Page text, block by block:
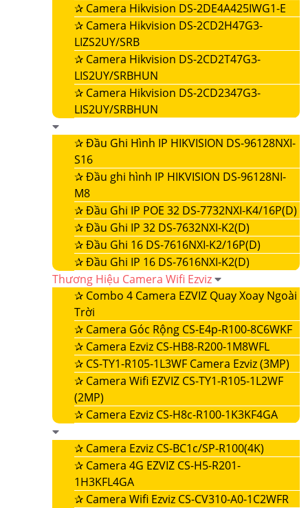
✰ Camera Hikvision DS-2DE4A425IWG1-E
✰ Camera Hikvision DS-2CD2H47G3-
LIZS2UY/SRB
✰ Camera Hikvision DS-2CD2T47G3-
LIS2UY/SRBHUN
✰ Camera Hikvision DS-2CD2347G3-
LIS2UY/SRBHUN
✰Đầu Ghi Hình IP HIKVISION DS-96128NXI-
S16
✰Đầu ghi hình IP HIKVISION DS-96128NI-
M8
✰Đầu Ghi IP POE 32 DS-7732NXI-K4/16P(D)
✰Đầu Ghi IP 32 DS-7632NXI-K2(D)
✰Đầu Ghi 16 DS-7616NXI-K2/16P(D)
✰Đầu Ghi IP 16 DS-7616NXI-K2(D)
Thương Hiệu Camera Wifi Ezviz
✰ Combo 4 Camera EZVIZ Quay Xoay Ngoài
Trời
✰ Camera Góc Rộng CS-E4p-R100-8C6WKF
✰ Camera Ezviz CS-HB8-R200-1M8WFL
✰ CS-TY1-R105-1L3WF Camera Ezviz (3MP)
✰ Camera Wifi EZVIZ CS-TY1-R105-1L2WF
(2MP)
✰ Camera Ezviz CS-H8c-R100-1K3KF4GA
✰ Camera Ezviz CS-BC1c/SP-R100(4K)
✰ Camera 4G EZVIZ CS-H5-R201-
1H3KFL4GA
✰ Camera Wifi Ezviz CS-CV310-A0-1C2WFR